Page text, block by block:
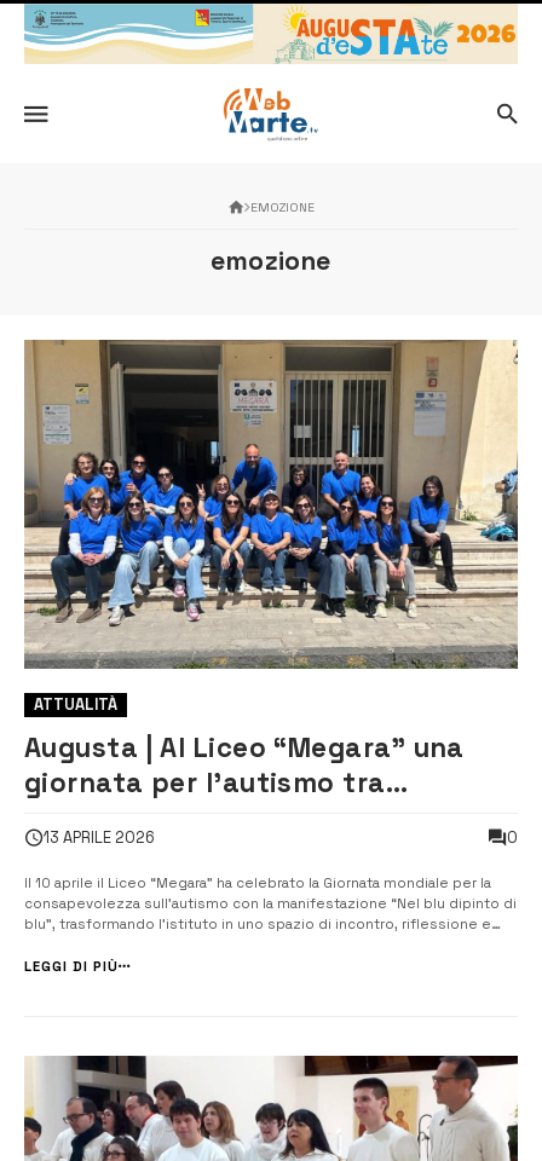
EMOZIONE
emozione
ATTUALITÀ
Augusta | Al Liceo “Megara” una
giornata per l’autismo tra
13 APRILE 2026 0
Il 10 aprile il Liceo “Megara” ha celebrato la Giornata mondiale per la
consapevolezza sull’autismo con la manifestazione “Nel blu dipinto di
blu”, trasformando l’istituto in uno spazio di incontro, riflessione e
l’Inclusione e coordinata dalla docente Lia Passanisi, Funzione s...
LEGGI DI PIÙ